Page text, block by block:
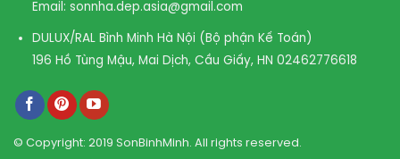
Email: sonnha.dep.asia@gmail.com
DULUX/RAL Bình Minh Hà Nội (Bộ phận Kế Toán)
196 Hồ Tùng Mậu, Mai Dịch, Cầu Giấy, HN 02462776618
© Copyright: 2019 SonBinhMinh. All rights reserved.